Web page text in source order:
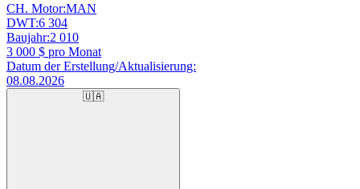
CH. Motor:MAN
DWT:6 304
Baujahr:2 010
3 000 $ pro Monat
Datum der Erstellung/Aktualisierung:
08.08.2026
🇺🇦